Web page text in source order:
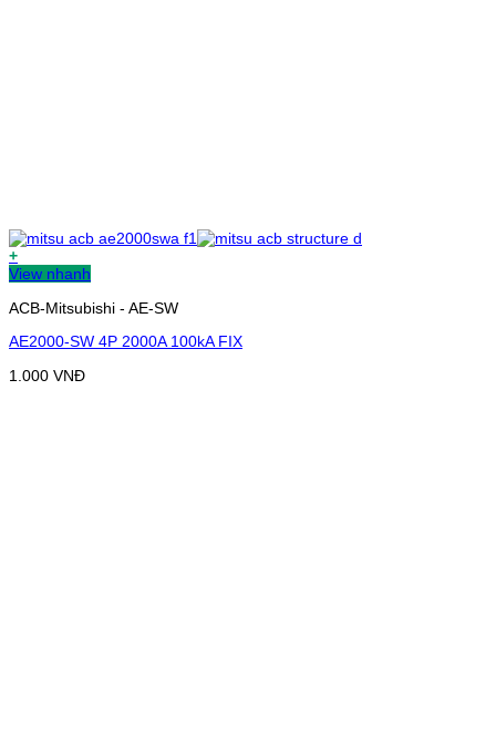
+
View nhanh
ACB-Mitsubishi - AE-SW
AE2000-SW 4P 2000A 100kA FIX
1.000 VNĐ